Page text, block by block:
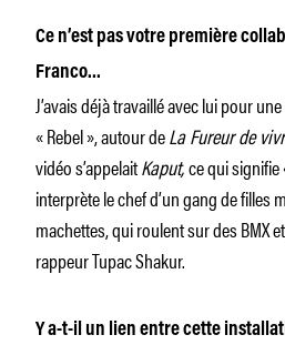
Ce n’est pas votre première
Franco…
J’avais déjà travaillé avec lui pour
« Rebel », autour deLa Fureur de
vidéo s’appelaitKaput,ce qui signifie
interprète le chef d’un gang de filles
machettes, qui roulent sur des BMX
rappeur Tupac Shakur.
Y a-t-il un lien entre cette